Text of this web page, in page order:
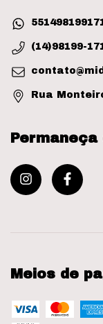
(14)98199-
Rua
Meios de